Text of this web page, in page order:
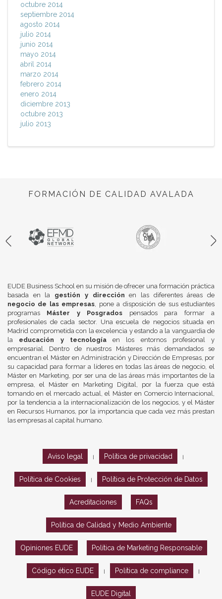
octubre 2014
septiembre 2014
agosto 2014
julio 2014
junio 2014
mayo 2014
abril 2014
marzo 2014
febrero 2014
enero 2014
diciembre 2013
octubre 2013
julio 2013
FORMACIÓN DE CALIDAD AVALADA
EUDE Business School en su misión de ofrecer una formación práctica
basada en la gestión y dirección en las diferentes áreas de
negocio de las empresas, pone a disposición de sus estudiantes
programas Máster y Posgrados pensados para formar a
profesionales de cada sector. Una escuela de negocios situada en
Madrid comprometida con la excelencia y estando a la vanguardia de
la educación y tecnologíaen los entornos profesional y
empresarial. Dentro de nuestros Másteres más demandados se
encuentran el Máster en Administración y Dirección de Empresas, por
su capacidad para formar a líderes en todas las áreas de negocio, el
Máster en Marketing, por ser una de las áreas más importantes de la
empresa, el Máster en Marketing Digital, por la fuerza que está
tomando en el mercado actual, el Máster en Comercio Internacional,
por la tendencia a la internacionalización de los negocios, y el Máster
en Recursos Humanos, por la importancia que cada vez más prestan
las empresas al capital humano.
Aviso legal Política de privacidad
Política de Cookies Política de Protección de Datos
Acreditaciones FAQs
Política de Calidad y Medio Ambiente
Opiniones EUDE Política de Marketing Responsable
Código ético EUDE Política de compliance
EUDE Digital